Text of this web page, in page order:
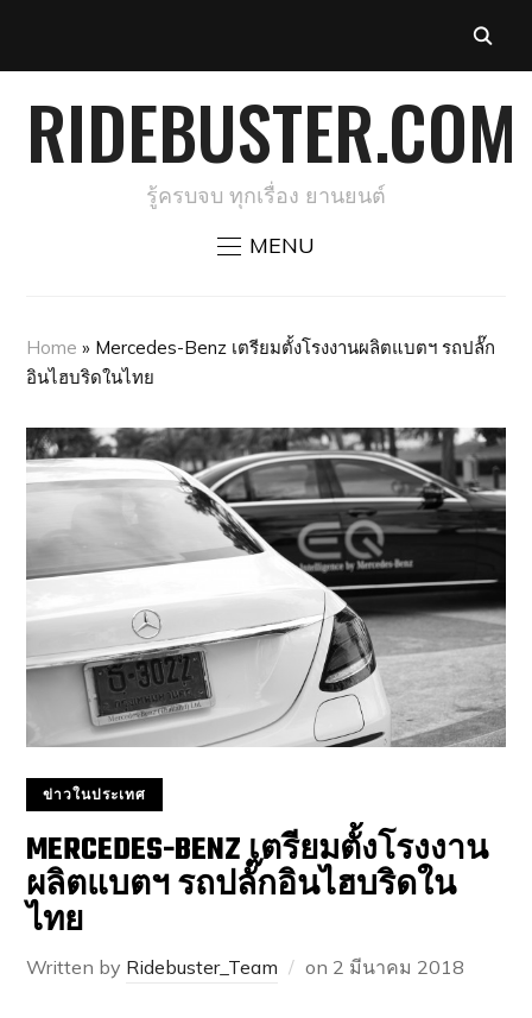
RIDEBUSTER.COM
รู้ครบจบ ทุกเรื่อง ยานยนต์
MENU
Home » Mercedes-Benz เตรียมตั้งโรงงานผลิตแบตฯ รถปลั๊ก
อินไฮบริดในไทย
ข่าวในประเทศ
MERCEDES-BENZ เตรียมตั้งโรงงาน
ผลิตแบตฯ รถปลั๊กอินไฮบริดใน
ไทย
Written by Ridebuster_Team on 2 มีนาคม 2018